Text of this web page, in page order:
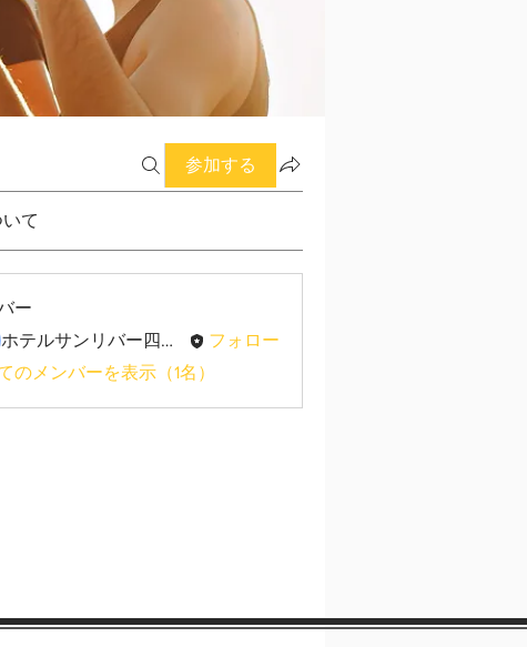
参加する
て
ー
ホテルサンリバー四万十
フォロー
のメンバーを表示（1名）